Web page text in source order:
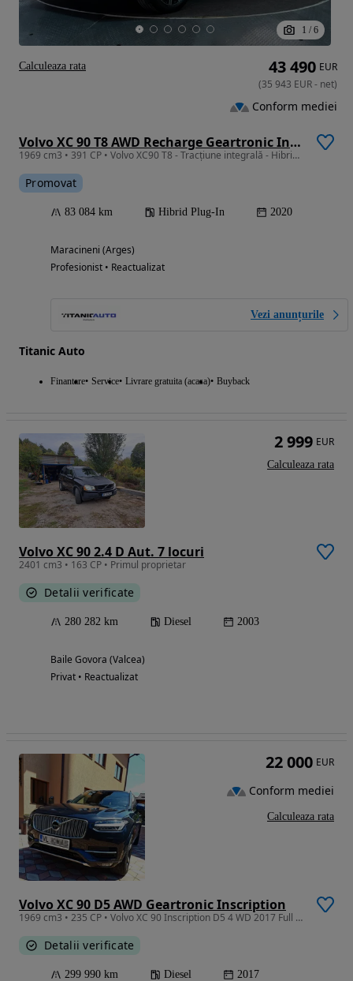
1 / 6
Volvo XC 90 T8 AWD Recharge Geartronic Inscription
1969 cm3 • 391 CP • Volvo XC90 T8 - Tracțiune integrală - Hibrid - Automatic - 391 hp -
Promovat
83 084 km Hibrid Plug-In 2020
Maracineni (Arges)
Profesionist • Reactualizat
Vezi anunțurile
Titanic Auto
Finantare Service Livrare gratuita (acasa) Buyback
43 490 EUR
(35 943 EUR- net)
Conform mediei
Calculeaza rata
Volvo XC 90 2.4 D Aut. 7 locuri
2401 cm3 • 163 CP • Primul proprietar
Detalii verificate
280 282 km Diesel 2003
Baile Govora (Valcea)
Privat • Reactualizat
2 999 EUR
Calculeaza rata
Volvo XC 90 D5 AWD Geartronic Inscription
1969 cm3 • 235 CP • Volvo XC 90 Inscription D5 4 WD 2017 Full prim proprietar in Ro
Detalii verificate
299 990 km Diesel 2017
22 000 EUR
Conform mediei
Calculeaza rata